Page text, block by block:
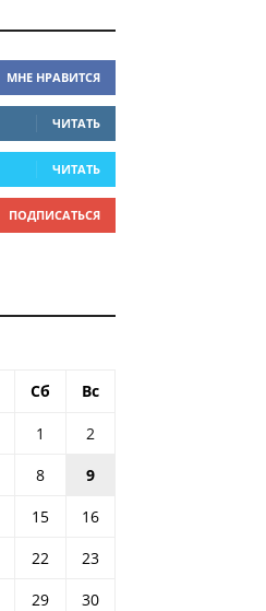
МНЕ НРАВИТСЯ
ЧИТАТЬ
ЧИТАТЬ
ПОДПИСАТЬСЯ
Сб Вс
1
2
8
9
15
16
22
23
29
30